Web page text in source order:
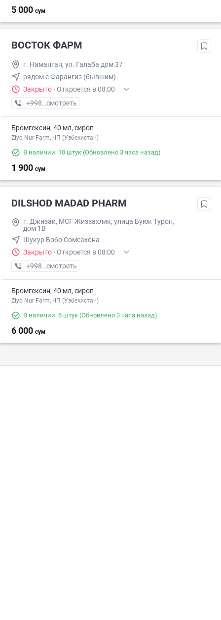
5 000 сум
ВОСТОК ФАРМ
г. Наманган, ул. Галаба дом 37
рядом с Фарангиз (бывшим)
Закрыто · Откроется в 08:00
+998 (69) XXX-XX-XX
смотреть
Бромгексин, 40 мл, сироп
Ziyo Nur Farm, ЧП (Узбекистан)
В наличии: 10 штук (Обновлено 3 часа назад)
1 900 сум
DILSHOD MADAD PHARM
г. Джизак, МСГ Жиззахлик, улица Буюк Турон,
дом 1В
Шукур Бобо Сомсахона
Закрыто · Откроется в 08:00
+998 (99) XXX-XX-XX
смотреть
Бромгексин, 40 мл, сироп
Ziyo Nur Farm, ЧП (Узбекистан)
В наличии: 6 штук (Обновлено 3 часа назад)
6 000 сум